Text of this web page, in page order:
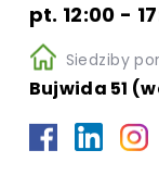
pt. 12:00 -
Siedziby
Bujwida 51